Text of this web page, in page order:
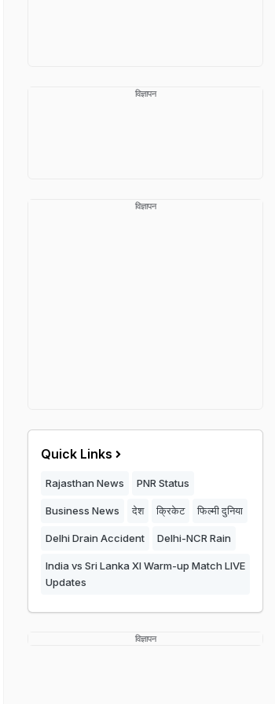
विज्ञापन
विज्ञापन
Quick Links
Rajasthan News PNR Status
Business News देश क्रिकेट फिल्मी दुनिया
Delhi Drain Accident Delhi-NCR Rain
India vs Sri Lanka XI Warm-up Match LIVE
Updates
विज्ञापन